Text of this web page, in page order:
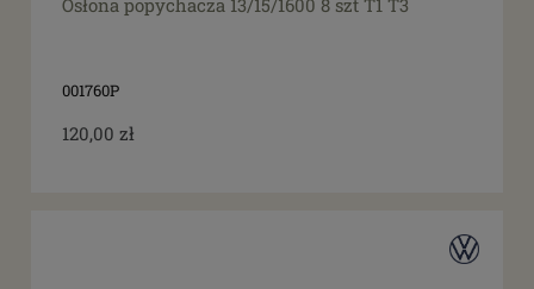
001760P
120,00 zł